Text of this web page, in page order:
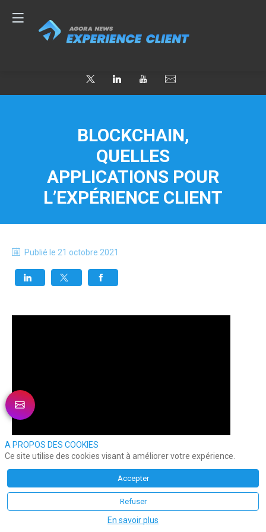
BLOCKCHAIN,
QUELLES
APPLICATIONS POUR
L’EXPÉRIENCE CLIENT
Publié le 21 octobre 2021
A PROPOS DES COOKIES
Ce site utilise des cookies visant à améliorer votre expérience.
Accepter
Refuser
En savoir plus